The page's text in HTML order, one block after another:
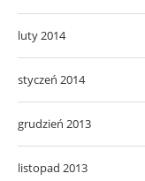
luty 2014
styczeń 2014
grudzień 2013
listopad 2013